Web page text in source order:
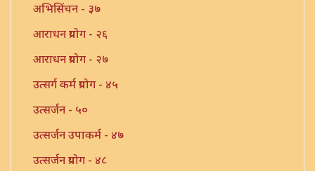
अभिसिंचन - ३७
आराधन प्रयोग - २६
आराधन प्रयोग - २७
उत्सर्ग कर्म प्रयोग - ४५
उत्सर्जन - ५०
उत्सर्जन उपाकर्म - ४७
उत्सर्जन प्रयोग - ४८